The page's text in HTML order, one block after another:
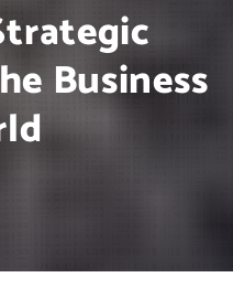
Business